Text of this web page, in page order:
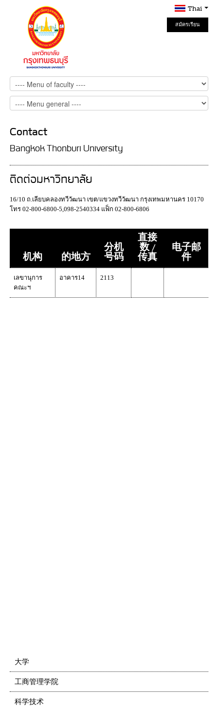
Thai
สมัครเรียน
Online
Contact
Bangkok Thonburi University
ติดต่อมหาวิทยาลัย
16/10 ถ.เลียบคลองทวีวัฒนา เขต/แขวงทวีวัฒนา กรุงเทพมหานคร 10170
โทร 02-800-6800-5,098-2540334 แฟ็ก 02-800-6806
机构 的地方
分机
号码
直接
数 /
传真
电子邮
件
เลขานุการ
คณะฯ
อาคาร14 2113
大学
工商管理学院
科学技术